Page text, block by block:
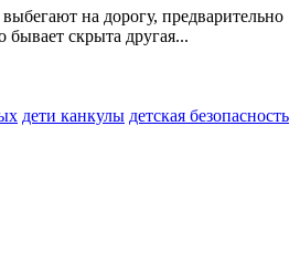
на дорогу, предварительно
скрыта другая...
дети канкулы детская безопасность